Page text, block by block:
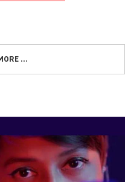
...